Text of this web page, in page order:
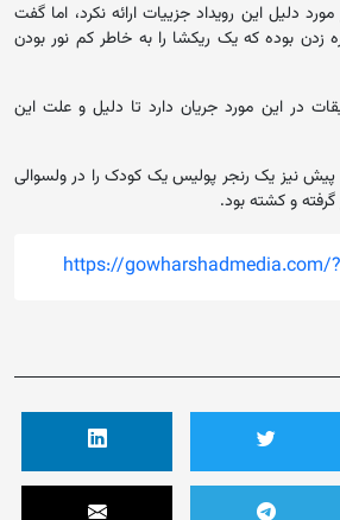
دلیل این رویداد جزییات ارائه نکرد، اما گفت
زدن بوده که یک ریکشا را به خاطر کم نور بودن
در این مورد جریان دارد تا دلیل و علت این
نیز یک رنجر پولیس یک کودک را در ولسوالی
و کشته بود.
https://gowharshadmedia.com/